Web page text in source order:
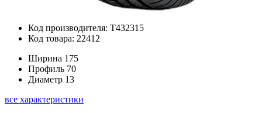
Код производителя: T432315
Код товара: 22412
Ширина 175
Профиль 70
Диаметр 13
все характеристики